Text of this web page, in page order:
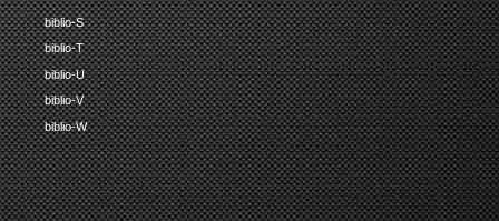
biblio-S
biblio-T
biblio-U
biblio-V
biblio-W